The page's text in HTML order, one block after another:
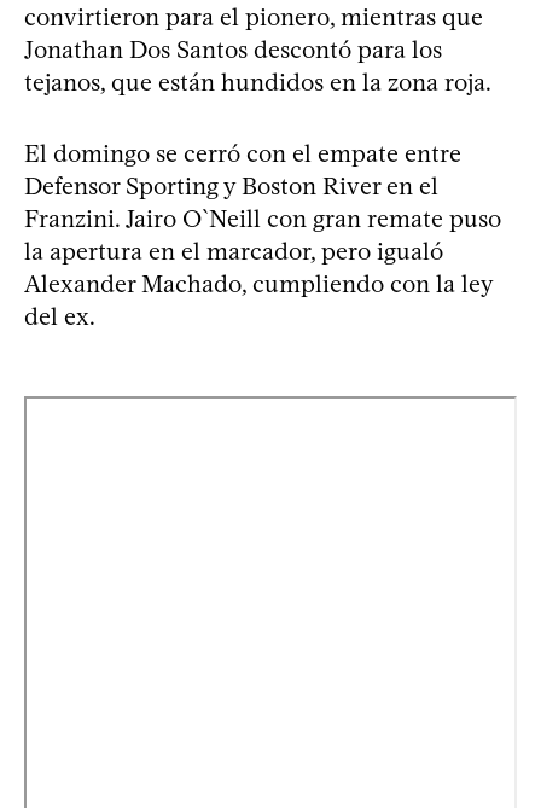
convirtieron para el pionero, mientras que
Jonathan Dos Santos descontó para los
tejanos, que están hundidos en la zona roja.
El domingo se cerró con el empate entre
Defensor Sporting y Boston River en el
Franzini. Jairo O`Neill con gran remate puso
la apertura en el marcador, pero igualó
Alexander Machado, cumpliendo con la ley
del ex.